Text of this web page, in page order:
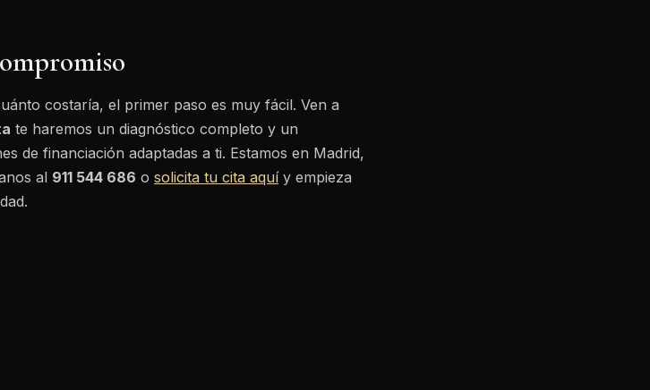
costaría, el primer paso es muy fácil. Ven a
te haremos un diagnóstico completo y un
de financiación adaptadas a ti. Estamos en Madrid,
al 911 544 686 o solicita tu cita aquíy empieza